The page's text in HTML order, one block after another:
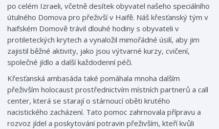
po celém Izraeli, včetně desítek obyvatel našeho speciálního
útulného Domova pro přeživší v Haifě. Náš křesťanský tým v
haifském Domově trávil dlouhé hodiny s obyvateli v
protileteckých krytech a vynaložil mimořádné úsilí, aby jim
zajistil běžné aktivity, jako jsou výtvarné kurzy, cvičení,
společné jídlo a další každodenní péči.
Křesťanská ambasáda také pomáhala mnoha dalším
přeživším holocaust prostřednictvím místních partnerů a call
center, která se starají o stárnoucí oběti krutého
nacistického zacházení. Tato pomoc zahrnovala přípravu a
rozvoz jídel a poskytování potravin přeživším, kteří kvůli